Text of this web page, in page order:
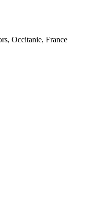
Occitanie, France